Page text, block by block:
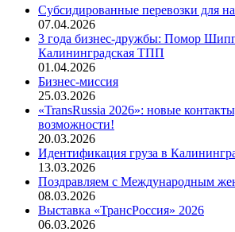
Субсидированные перевозки для
07.04.2026
3 года бизнес-дружбы: Помор
Калининградская ТПП
01.04.2026
Бизнес-миссия
25.03.2026
«TransRussia 2026»: новые
возможности!
20.03.2026
Идентификация груза в
13.03.2026
Поздравляем с Международным
08.03.2026
Выставка «ТрансРоссия» 2026
06.03.2026